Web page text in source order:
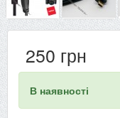
250 грн
В наявності